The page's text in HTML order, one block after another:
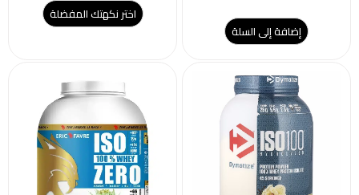
إضافة إلى السلة
اختر نكهتك المفضلة
الأشكال
المختلفة